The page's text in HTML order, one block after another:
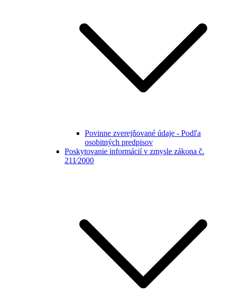
Povinne zverejňované údaje - Podľa
osobitných predpisov
Poskytovanie informácií v zmysle zákona č.
211⁄2000